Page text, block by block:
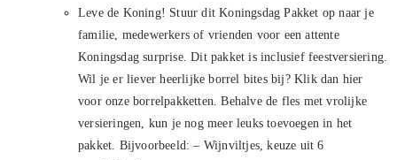
Leve de Koning! Stuur dit Koningsdag Pakket op naar je
familie, medewerkers of vrienden voor een attente
Koningsdag surprise. Dit pakket is inclusief feestversiering.
Wil je er liever heerlijke borrel bites bij? Klik dan hier
voor onze borrelpakketten. Behalve de fles met vrolijke
versieringen, kun je nog meer leuks toevoegen in het
pakket. Bijvoorbeeld: – Wijnviltjes, keuze uit 6